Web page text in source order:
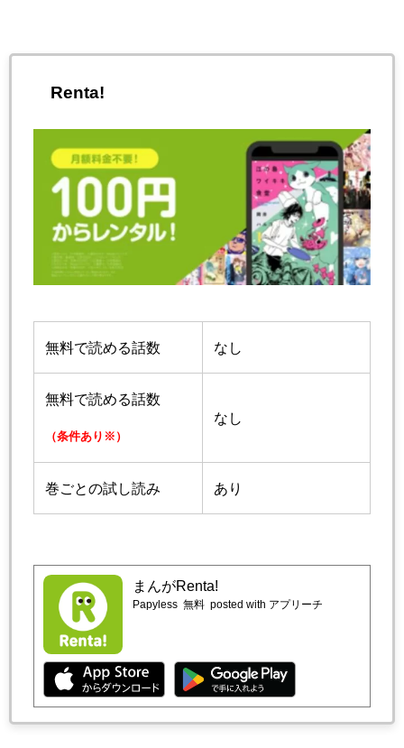
Renta!
無料で読める話数 なし
無料で読める話数
（条件あり※）
なし
巻ごとの試し読み あり
まんがRenta!
Papyless 無料 posted with アプリーチ